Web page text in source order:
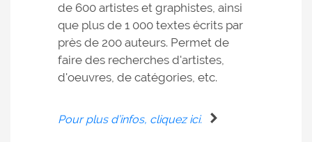
de 600 artistes et graphistes, ainsi
que plus de 1 000 textes écrits par
près de 200 auteurs. Permet de
faire des recherches d'artistes,
d'oeuvres, de catégories, etc.
Pour plus d’infos, cliquez ici.